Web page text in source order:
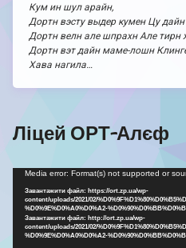
Кум ин шул арайн,
Дортн вэсту выдер кумен Цу
Дортн велн але шпрахн Але тирн
Дортн вэт дайн маме-лошн
Хава нагила…
Ліцей ОРТ-Алєф
Відеопрогравач
Media error: Format(s) not supported or
Завантажити файл: https://ort.zp.ua/wp-
content/uploads/2021/02/
%D0%9E%D0%A0%D0%A2-
Завантажити файл: http://ort.zp.ua/wp-
content/uploads/2021/02/
%D0%9E%D0%A0%D0%A2-